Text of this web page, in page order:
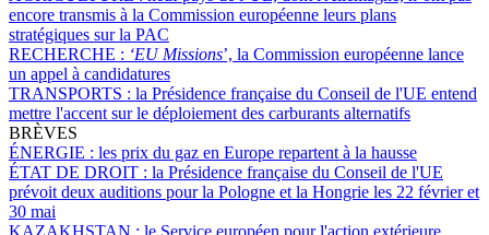
encore transmis à la Commission européenne leurs plans
stratégiques sur la PAC
RECHERCHE : ‘EU Missions’, la Commission européenne lance
un appel à candidatures
TRANSPORTS : la Présidence française du Conseil de l'UE entend
mettre l'accent sur le déploiement des carburants alternatifs
BRÈVES
ÉNERGIE : les prix du gaz en Europe repartent à la hausse
ÉTAT DE DROIT : la Présidence française du Conseil de l'UE
prévoit deux auditions pour la Pologne et la Hongrie les 22 février et
30 mai
KAZAKHSTAN : le Service européen pour l'action extérieure